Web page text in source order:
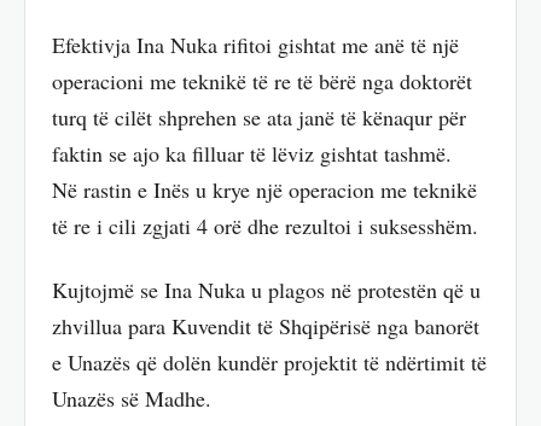
Efektivja Ina Nuka rifitoi gishtat me anë të një
operacioni me teknikë të re të bërë nga doktorët
turq të cilët shprehen se ata janë të kënaqur për
faktin se ajo ka filluar të lëviz gishtat tashmë.
Në rastin e Inës u krye një operacion me teknikë
të re i cili zgjati 4 orë dhe rezultoi i suksesshëm.
Kujtojmë se Ina Nuka u plagos në protestën që u
zhvillua para Kuvendit të Shqipërisë nga banorët
e Unazës që dolën kundër projektit të ndërtimit të
Unazës së Madhe.